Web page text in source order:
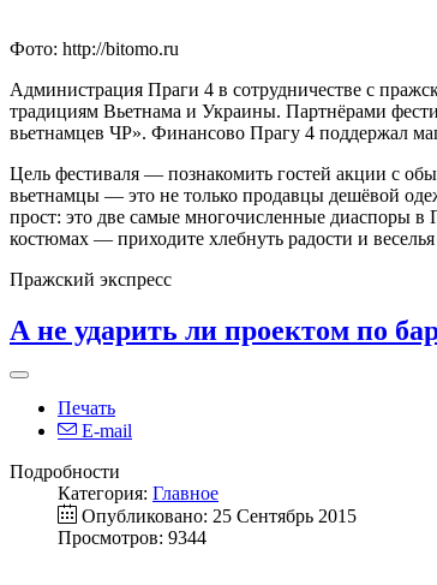
Фото: http://bitomo.ru
Администрация Праги 4 в сотрудничестве с
традициям Вьетнама и Украины. Партнёрами
вьетнамцев ЧР». Финансово Прагу 4 поддержал
Цель фестиваля — познакомить гостей акции с
вьетнамцы — это не только продавцы дешёвой
прост: это две самые многочисленные диаспоры
костюмах — приходите хлебнуть радости и
Пражский экспресс
А не ударить ли проектом по
Печать
E-mail
Подробности
Категория: Главное
Опубликовано: 25 Сентябрь 2015
Просмотров: 9344